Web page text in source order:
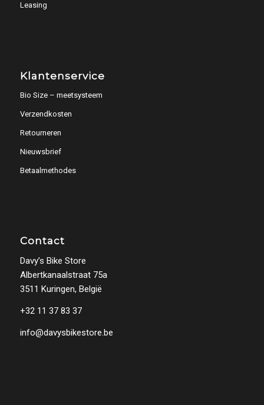
Leasing
Klantenservice
Bio Size – meetsysteem
Verzendkosten
Retourneren
Nieuwsbrief
Betaalmethodes
Contact
Davy’s Bike Store
Albertkanaalstraat 75a
3511 Kuringen, België
+32 11 37 83 37
info@davysbikestore.be